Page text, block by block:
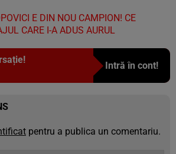
E DIN NOU CAMPION! CE
CARE I-A ADUS AURUL
Intră în cont!
pentru a publica un comentariu.